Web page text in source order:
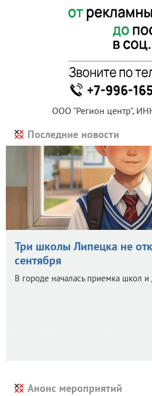
ООО "Регион центр",
Последние новости
Три школы Липецка не
сентября
В городе началась приемка школ и
Анонс мероприятий